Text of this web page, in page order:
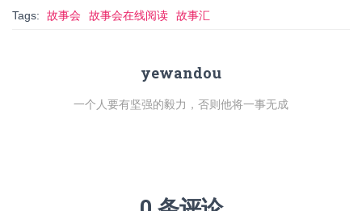
Tags: 故事会 故事会在线阅读 故事汇
yewandou
一个人要有坚强的毅力，否则他将一事无成